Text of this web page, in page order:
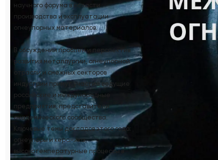
научного форума в области
производства и эксплуатации
огнеупорных материалов.
В обсуждении проблем и перспектив
развития металлургии, огнеупорной
отрасли и смежных секторов
индустрии примут участие ведущие
российские и международные
предприятия, представители
академического сообщества.
Ключевые темы докладов этого года:
огнеупоры и керамика;
высокотемпературные процессы в